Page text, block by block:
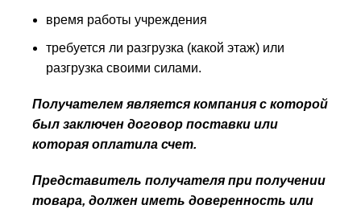
время работы учреждения
требуется ли разгрузка (какой этаж) или
разгрузка своими силами.
Получателем является компания с которой
был заключен договор поставки или
которая оплатила счет.
Представитель получателя при получении
товара, должен иметь доверенность или